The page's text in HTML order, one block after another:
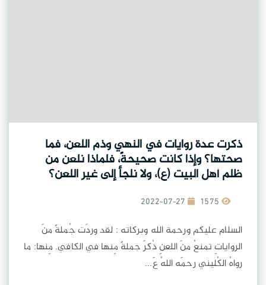
ذكرت عدة روايات في النهي وذم اللعن، فما
صحتها؟ وإذا كانت صحيحةً، فلماذا نلعن من
ظلم أهل البيت (ع)، ولا نلجأ إلى غير اللعن؟
2022-07-27
السلام عليكم ورحمة الله وبركاته : لقد وردَت جُملةٌ منَ
الرواياتِ تمنعُ منَ اللعنِ ذُكرَ جملةٌ مِنها في الكافي. مِنها: ما
رواهُ الكُليني رحمَه اللهُ عَ...